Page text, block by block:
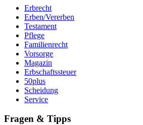
Erbrecht
Erben/Vererben
Testament
Pflege
Familienrecht
Vorsorge
Magazin
Erbschaftssteuer
50plus
Scheidung
Service
Fragen & Tipps